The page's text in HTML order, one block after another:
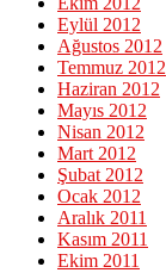
Eylül 2012
Ağustos 2012
Temmuz 2012
Haziran 2012
Mayıs 2012
Nisan 2012
Mart 2012
Şubat 2012
Ocak 2012
Aralık 2011
Kasım 2011
Ekim 2011